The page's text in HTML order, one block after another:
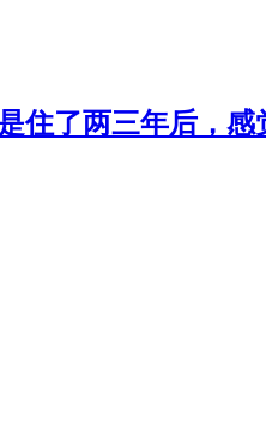
住了两三年后，感